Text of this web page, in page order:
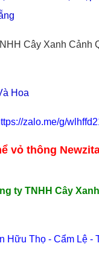
Cây Xanh Cảnh
Hoa
zalo.me/g/
vỏ thông
ty TNHH Cây
Hữu Thọ - Cẩm Lệ -